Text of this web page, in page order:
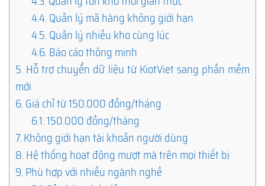
4.4.Quản lý mã hàng không giới hạn
4.5.Quản lý nhiều kho cùng lúc
4.6.Báo cáo thông minh
5. Hỗ trợ chuyển dữ liệu từ KiotViet sang phần mềm
mới
6.Giá chỉ từ 150.000 đồng/tháng
6.1.150.000 đồng/tháng
7.Không giới hạn tài khoản người dùng
8.Hệ thống hoạt động mượt mà trên mọi thiết bị
9.Phù hợp với nhiều ngành nghề